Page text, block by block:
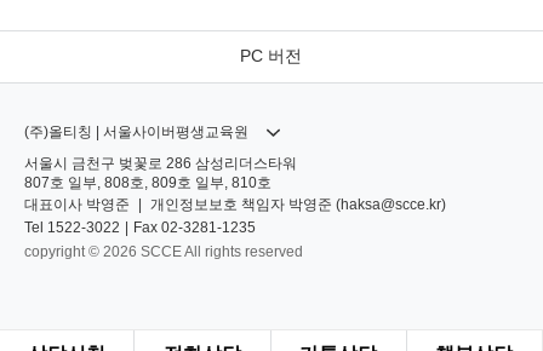
PC 버전
(주)올티칭 | 서울사이버평생교육원
서울시 금천구 벚꽃로 286 삼성리더스타워
807호 일부, 808호, 809호 일부, 810호
대표이사 박영준 개인정보보호 책임자 박영준 (haksa@scce.kr)
Tel 1522-3022 Fax 02-3281-1235
copyright © 2026 SCCE All rights reserved